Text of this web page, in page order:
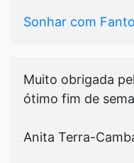
Sonhar com
Muito obrigada
ótimo fim de
Anita Terra-